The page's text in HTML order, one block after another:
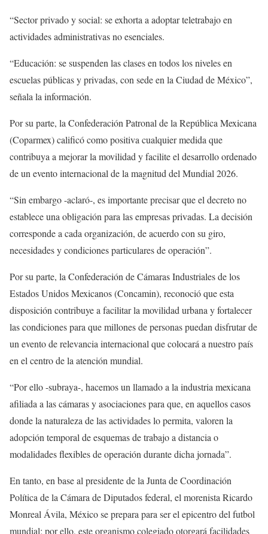
“Sector privado y social: se exhorta a adoptar teletrabajo en
actividades administrativas no esenciales.
“Educación: se suspenden las clases en todos los niveles en
escuelas públicas y privadas, con sede en la Ciudad de México”,
señala la información.
Por su parte, la Confederación Patronal de la República Mexicana
(Coparmex) calificó como positiva cualquier medida que
contribuya a mejorar la movilidad y facilite el desarrollo ordenado
de un evento internacional de la magnitud del Mundial 2026.
“Sin embargo -aclaró-, es importante precisar que el decreto no
establece una obligación para las empresas privadas. La decisión
corresponde a cada organización, de acuerdo con su giro,
necesidades y condiciones particulares de operación”.
Por su parte, la Confederación de Cámaras Industriales de los
Estados Unidos Mexicanos (Concamin), reconoció que esta
disposición contribuye a facilitar la movilidad urbana y fortalecer
las condiciones para que millones de personas puedan disfrutar de
un evento de relevancia internacional que colocará a nuestro país
en el centro de la atención mundial.
“Por ello -subraya-, hacemos un llamado a la industria mexicana
afiliada a las cámaras y asociaciones para que, en aquellos casos
donde la naturaleza de las actividades lo permita, valoren la
adopción temporal de esquemas de trabajo a distancia o
modalidades flexibles de operación durante dicha jornada”.
En tanto, en base al presidente de la Junta de Coordinación
Política de la Cámara de Diputados federal, el morenista Ricardo
Monreal Ávila, México se prepara para ser el epicentro del futbol
mundial; por ello, este organismo colegiado otorgará facilidades